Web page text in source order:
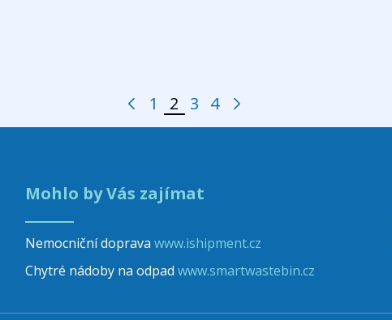
Předchozí stránka
Stránka
1 Stránka
2 Stránka
3 Stránka
4 Další stránka
Mohlo by Vás zajímat
Nemocniční doprava www.ishipment.cz
Chytré nádoby na odpad www.smartwastebin.cz